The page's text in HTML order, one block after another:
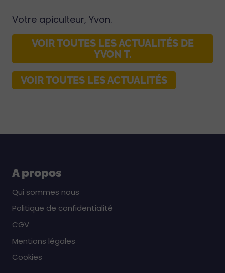
Votre apiculteur, Yvon.
VOIR TOUTES LES ACTUALITÉS DE
YVON T.
VOIR TOUTES LES ACTUALITÉS
A propos
Qui sommes nous
Politique de confidentialité
CGV
Mentions légales
Cookies